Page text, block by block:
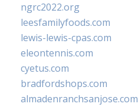
ngrc2022.org
leesfamilyfoods.com
lewis-lewis-cpas.com
eleontennis.com
cyetus.com
bradfordshops.com
almadenranchsanjose.com